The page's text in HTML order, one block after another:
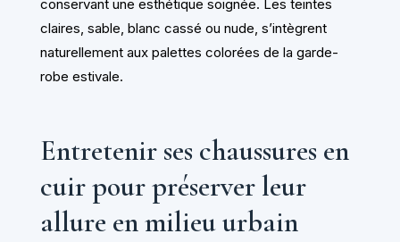
conservant une esthétique soignée. Les teintes
claires, sable, blanc cassé ou nude, s’intègrent
naturellement aux palettes colorées de la garde-
robe estivale.
Entretenir ses chaussures en
cuir pour préserver leur
allure en milieu urbain